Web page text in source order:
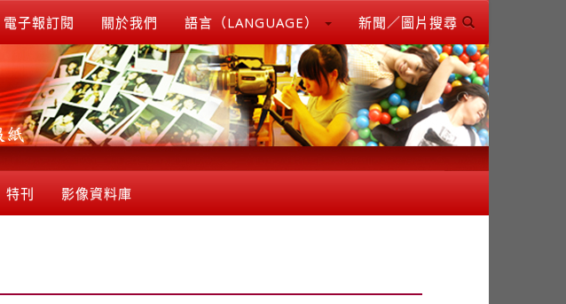
電子報訂閱 關於我們 語言（LANGUAGE） 新聞／圖片搜尋
特刊 影像資料庫